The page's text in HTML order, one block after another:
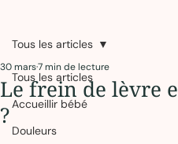
Tous les articles
Accueillir bébé
Douleurs
Tous les articles
Le frein de lèvre
?
30 mars7 min de lecture